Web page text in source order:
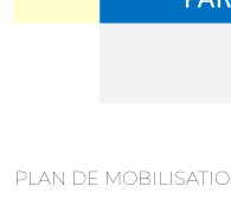
PLAN DE